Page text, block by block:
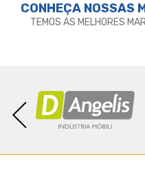
CONHEÇA NOSSAS
TEMOS AS MELHORES